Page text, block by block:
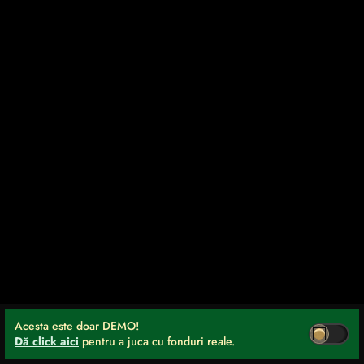
Acesta este doar DEMO!
Dă click aici pentru a juca cu fonduri reale.